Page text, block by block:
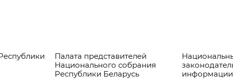
Палата представителей
Национального собрания
Республики Беларусь
информации